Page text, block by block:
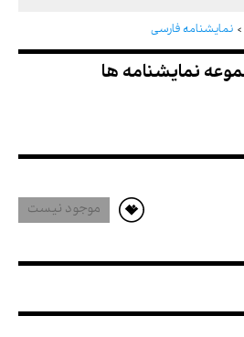
نمایشنامه فارسی
موجود نیست